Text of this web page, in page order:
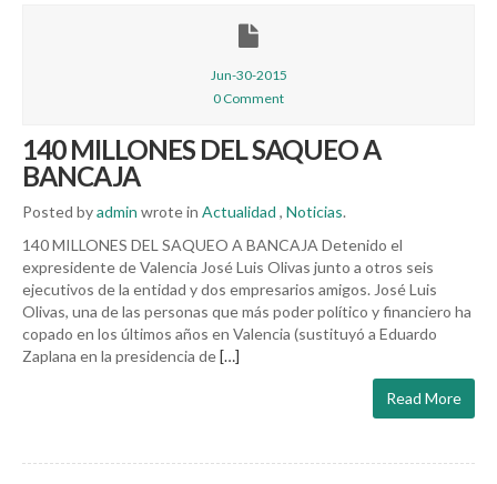
Jun-30-2015
0 Comment
140 MILLONES DEL SAQUEO A
BANCAJA
Posted byadmin wrote in Actualidad , Noticias.
140 MILLONES DEL SAQUEO A BANCAJA Detenido el
expresidente de Valencia José Luis Olivas junto a otros seis
ejecutivos de la entidad y dos empresarios amigos. José Luis
Olivas, una de las personas que más poder político y financiero ha
copado en los últimos años en Valencia (sustituyó a Eduardo
Zaplana en la presidencia de[…]
Read More